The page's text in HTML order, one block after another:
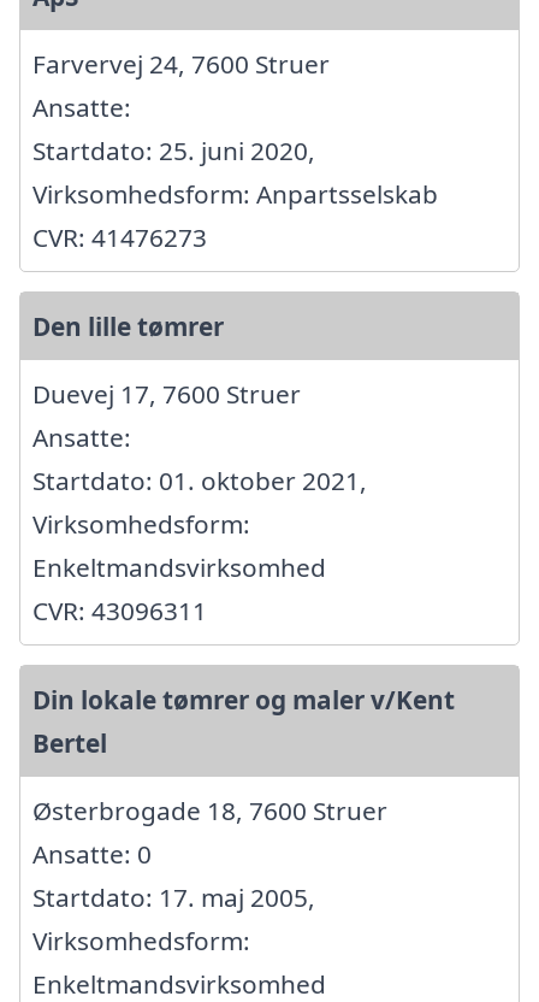
Farvervej 24, 7600 Struer
Ansatte:
Startdato: 25. juni 2020,
Virksomhedsform: Anpartsselskab
CVR: 41476273
Den lille tømrer
Duevej 17, 7600 Struer
Ansatte:
Startdato: 01. oktober 2021,
Virksomhedsform:
Enkeltmandsvirksomhed
CVR: 43096311
Din lokale tømrer og maler v/Kent
Bertel
Østerbrogade 18, 7600 Struer
Ansatte: 0
Startdato: 17. maj 2005,
Virksomhedsform:
Enkeltmandsvirksomhed